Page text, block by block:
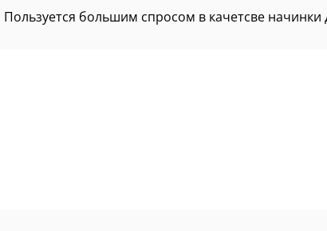
большим спросом в качетсве начинки